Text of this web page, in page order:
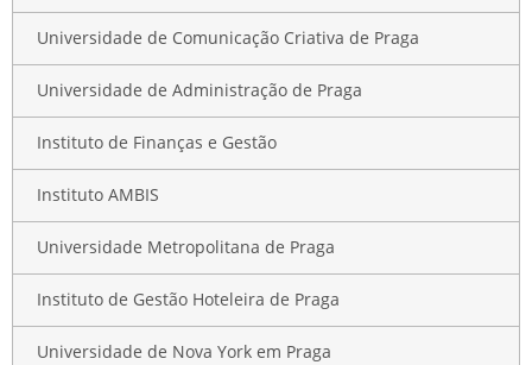
Universidade de Comunicação Criativa de Praga
Universidade de Administração de Praga
Instituto de Finanças e Gestão
Instituto AMBIS
Universidade Metropolitana de Praga
Instituto de Gestão Hoteleira de Praga
Universidade de Nova York em Praga